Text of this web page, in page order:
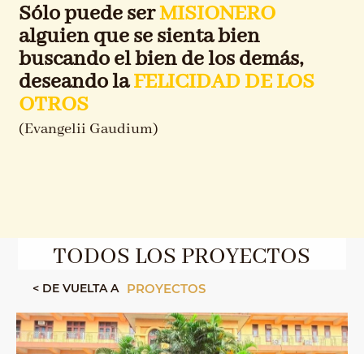
Sólo puede serMISIONERO
alguien que se sienta bien
buscando el bien de los demás,
deseando laFELICIDAD DE LOS
OTROS
(Evangelii Gaudium)
TODOS LOS PROYECTOS
< DE VUELTA A PROYECTOS